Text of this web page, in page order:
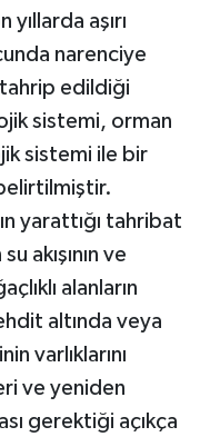
yıllarda aşırı
narenciye
edildiği
sistemi, orman
sistemi ile bir
yarattığı tahribat
akışının ve
alanların
altında veya
varlıklarını
ve yeniden
gerektiği açıkça